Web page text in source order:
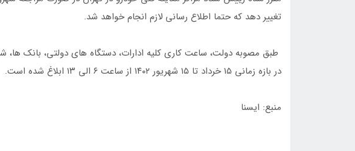
تغییر دهد که حتما اطلاع رسانی لازم انجام خواهد شد.
طبق مصوبه دولت، ساعت کاری کلیه ادارات، دستگاه های دولتی، بانک
در بازه زمانی ۱۵ خرداد تا ۱۵ شهریور ۱۴۰۲ از ساعت ۶ الی ۱۳ ابلاغ شده است.
منبع: ایسنا